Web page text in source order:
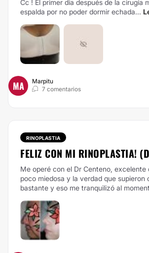
Cc ! El primer día después de la cirugía
espalda por no poder dormir echada...
MA
Marpitu
7 comentarios
RINOPLASTIA
FELIZ CON MI RINOPLASTIA!
Me operé con el Dr Centeno, excelente
poco miedosa y la verdad que supieron
bastante y eso me tranquilizó al